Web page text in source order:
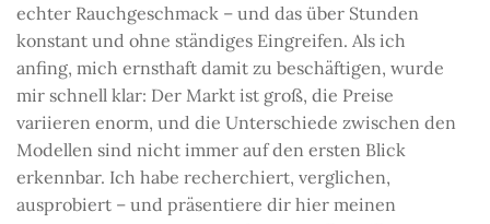
echter Rauchgeschmack – und das über Stunden
konstant und ohne ständiges Eingreifen. Als ich
anfing, mich ernsthaft damit zu beschäftigen, wurde
mir schnell klar: Der Markt ist groß, die Preise
variieren enorm, und die Unterschiede zwischen den
Modellen sind nicht immer auf den ersten Blick
erkennbar. Ich habe recherchiert, verglichen,
ausprobiert – und präsentiere dir hier meinen